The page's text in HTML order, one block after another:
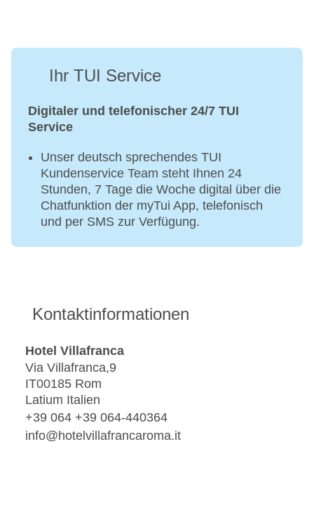
Ihr TUI Service
Digitaler und telefonischer 24/7 TUI
Service
Unser deutsch sprechendes TUI
Kundenservice Team steht Ihnen 24
Stunden, 7 Tage die Woche digital über die
Chatfunktion der myTui App, telefonisch
und per SMS zur Verfügung.
Kontaktinformationen
Hotel Villafranca
Via Villafranca,9
IT00185 Rom
Latium Italien
+39 064 +39 064-440364
info@hotelvillafrancaroma.it